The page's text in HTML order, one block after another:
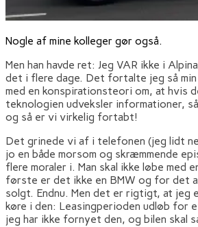
Nogle af mine kolleger gør også.
Men han havde ret: Jeg VAR ikke i
det i flere dage. Det fortalte jeg så
med en konspirationsteori om, at hvis
teknologien udveksler informationer,
og så er vi virkelig fortabt!
Det grinede vi af i telefonen (jeg lidt
jo en både morsom og skræmmende
flere moraler i. Man skal ikke løbe med
første er det ikke en BMW og for det
solgt. Endnu. Men det er rigtigt, at jeg
køre i den: Leasingperioden udløb for
jeg har ikke fornyet den, og bilen skal